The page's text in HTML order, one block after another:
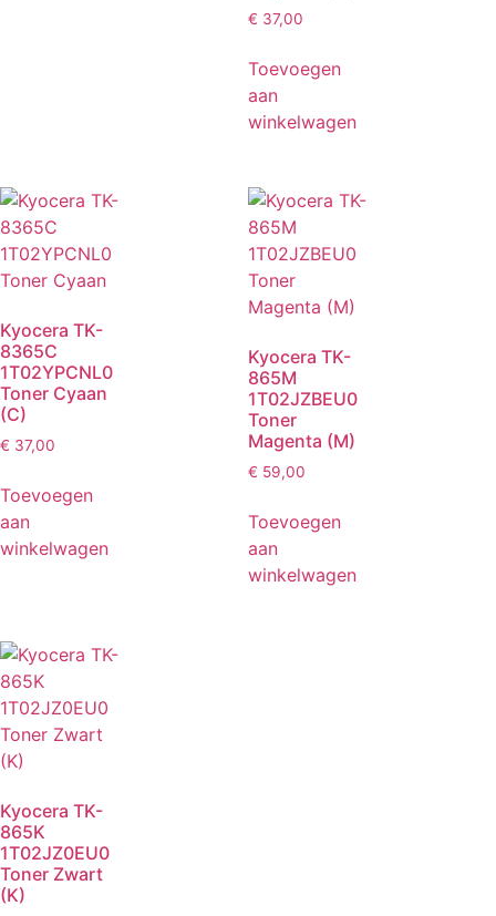
€ 37,00
Toevoegen
aan
winkelwagen
Kyocera TK-
8365C
1T02YPCNL0
Toner Cyaan
(C)
€ 37,00
Toevoegen
aan
winkelwagen
Kyocera TK-
865M
1T02JZBEU0
Toner
Magenta (M)
€ 59,00
Toevoegen
aan
winkelwagen
Kyocera TK-
865K
1T02JZ0EU0
Toner Zwart
(K)